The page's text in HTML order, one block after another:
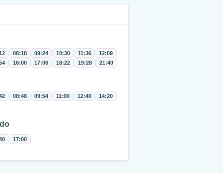
08:18 09:24 10:30 11:36
12:09
16:00 17:06 18:22 19:28 21:40
08:48 09:54 11:00 12:40
14:20
17:00